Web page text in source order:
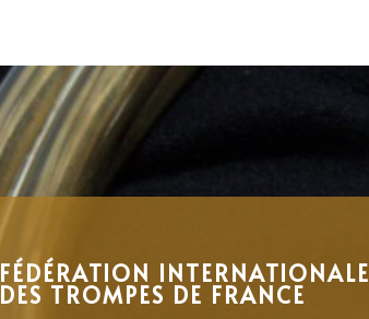
FÉDÉRATION INTERNATIONALE
DES TROMPES DE FRANCE